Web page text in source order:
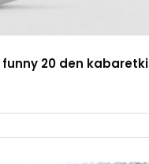
20 den kabaretki